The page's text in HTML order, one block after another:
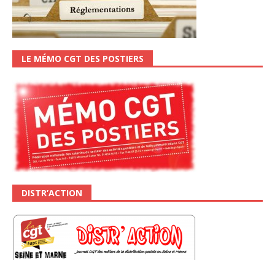
LE MÉMO CGT DES POSTIERS
DISTR’ACTION